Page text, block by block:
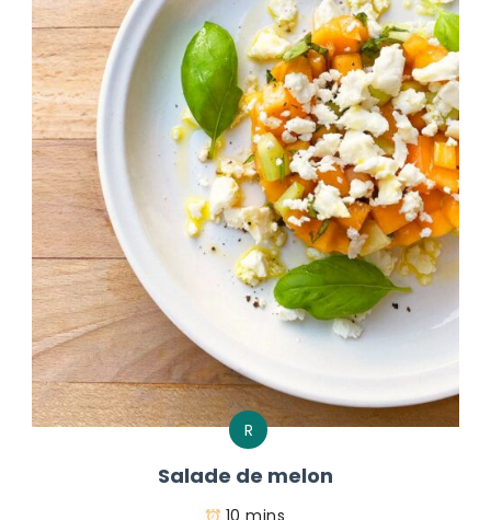
R
Salade de melon